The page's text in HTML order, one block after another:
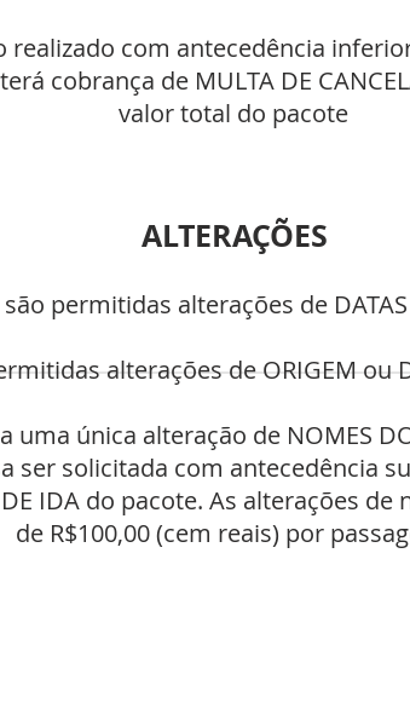
realizado com antecedência
cobrança de MULTA DE
valor total do pacote
ALTERAÇÕES
permitidas alterações de DATAS
alterações de ORIGEM ou
uma única alteração de NOMES
ser solicitada com antecedência
IDA do pacote. As alterações
de R$100,00 (cem reais) por